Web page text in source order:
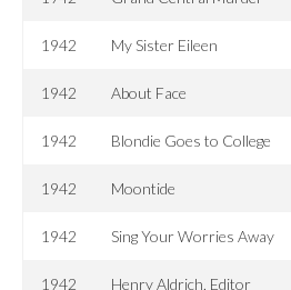
1942 My Sister Eileen
1942 About Face
1942 Blondie Goes to College
1942 Moontide
1942 Sing Your Worries Away
1942 Henry Aldrich, Editor